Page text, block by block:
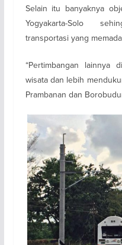
Selain itu banyaknya
Yogyakarta-Solo
transportasi yang
“Pertimbangan lainnya
wisata dan lebih
Prambanan dan